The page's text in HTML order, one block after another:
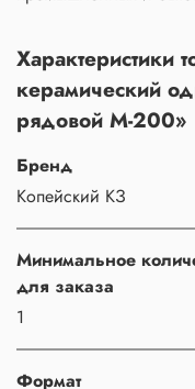
Характеристики
керамический
рядовой М-200»
Бренд
Копейский КЗ
Минимальное
для заказа
1
Формат